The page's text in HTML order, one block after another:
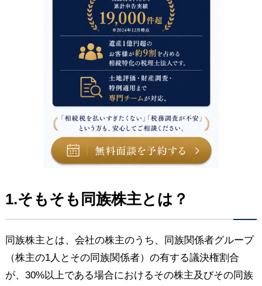
1.そもそも同族株主とは？
同族株主とは、会社の株主のうち、同族関係者グループ
（株主の1人とその同族関係者）の有する議決権割合
が、30%以上である場合におけるその株主及びその同族